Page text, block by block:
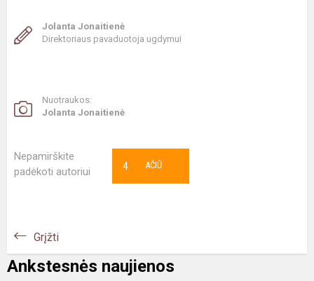
Jolanta Jonaitienė
Direktoriaus pavaduotoja ugdymui
Nuotraukos:
Jolanta Jonaitienė
Nepamirškite
padėkoti autoriui
AČIŪ
4
Grįžti
Ankstesnės naujienos